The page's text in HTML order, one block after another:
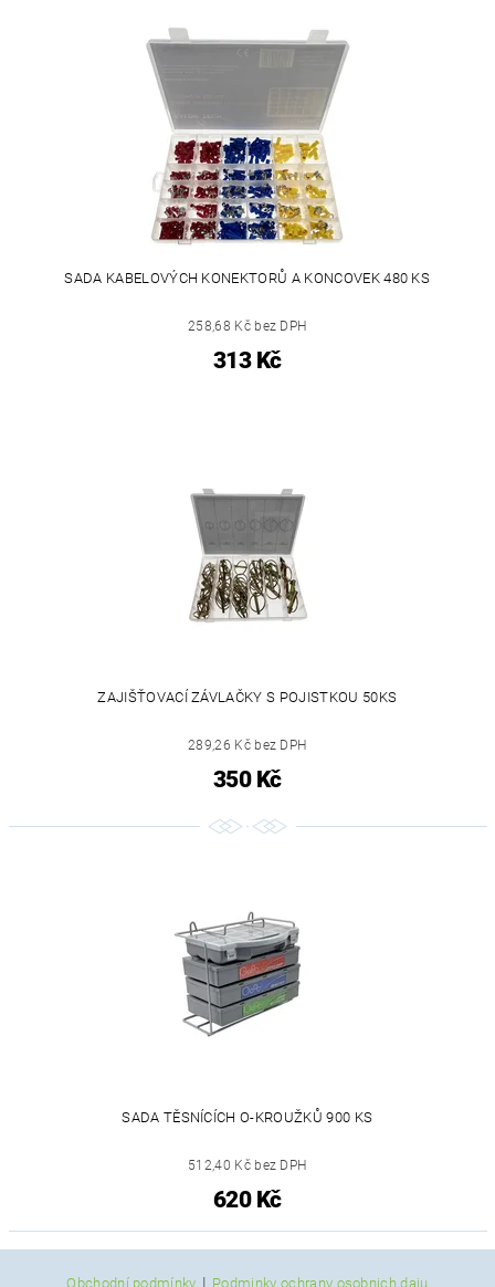
SADA KABELOVÝCH KONEKTORŮ A KONCOVEK 480 KS
258,68 Kč bez DPH
313 Kč
ZAJIŠŤOVACÍ ZÁVLAČKY S POJISTKOU 50KS
289,26 Kč bez DPH
350 Kč
SADA TĚSNÍCÍCH O-KROUŽKŮ 900 KS
512,40 Kč bez DPH
620 Kč
Obchodní podmínky Podminky ochrany osobnich daju